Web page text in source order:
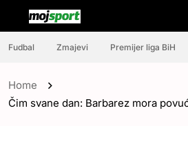
Fudbal Zmajevi Premijer liga BiH
Home
Čim svane dan: Barbarez mora